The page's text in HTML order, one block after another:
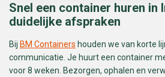
Snel een container huren in
duidelijke afspraken
Bij BM Containers houden we van korte
communicatie. Je huurt een container
voor 8 weken. Bezorgen, ophalen en